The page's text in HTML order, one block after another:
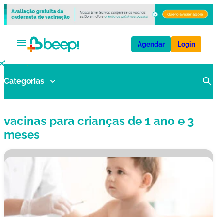
V
a
n
a
m
e
Agendar Login
Categorias
vacinas para crianças de 1 ano e 3
meses